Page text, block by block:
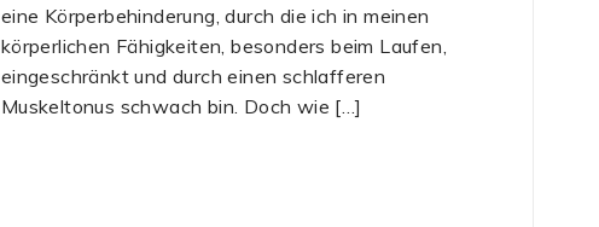
eine Körperbehinderung, durch die ich in meinen
körperlichen Fähigkeiten, besonders beim Laufen,
eingeschränkt und durch einen schlafferen
Muskeltonus schwach bin. Doch wie […]